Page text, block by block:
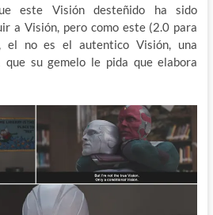
este Visión desteñido ha sido
a Visión, pero como este (2.0 para
el no es el autentico Visión, una
que su gemelo le pida que elabora